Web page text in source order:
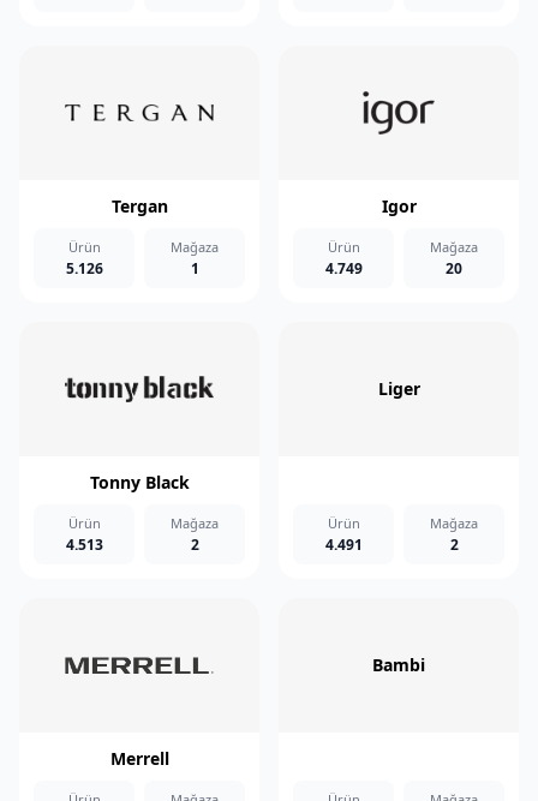
Tergan
Ürün
5.126
Mağaza
1
Igor
Ürün
4.749
Mağaza
20
Tonny Black
Ürün
4.513
Mağaza
2
Liger
Ürün
4.491
Mağaza
2
Merrell
Bambi